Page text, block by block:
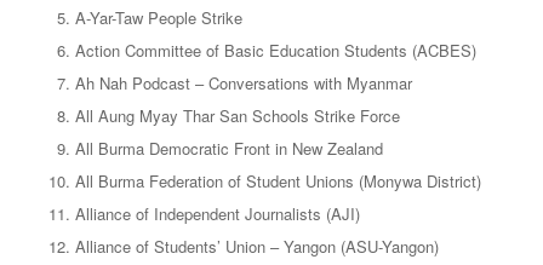
A-Yar-Taw People Strike
Action Committee of Basic Education Students (ACBES)
Ah Nah Podcast – Conversations with Myanmar
All Aung Myay Thar San Schools Strike Force
All Burma Democratic Front in New Zealand
All Burma Federation of Student Unions (Monywa District)
Alliance of Independent Journalists (AJI)
Alliance of Students’ Union – Yangon (ASU-Yangon)